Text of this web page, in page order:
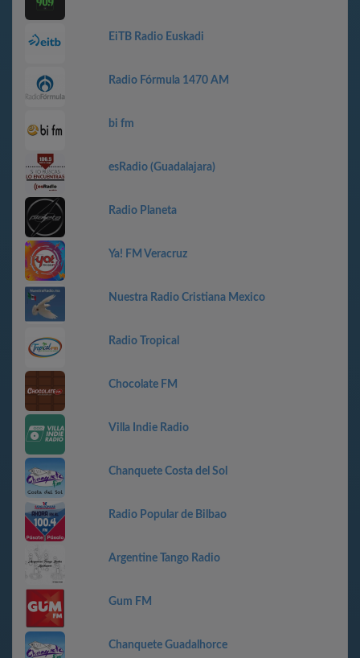
EiTB Radio Euskadi
Radio Fórmula 1470 AM
bi fm
esRadio (Guadalajara)
Radio Planeta
Ya! FM Veracruz
Nuestra Radio Cristiana Mexico
Radio Tropical
Chocolate FM
Villa Indie Radio
Chanquete Costa del Sol
Radio Popular de Bilbao
Argentine Tango Radio
Gum FM
Chanquete Guadalhorce